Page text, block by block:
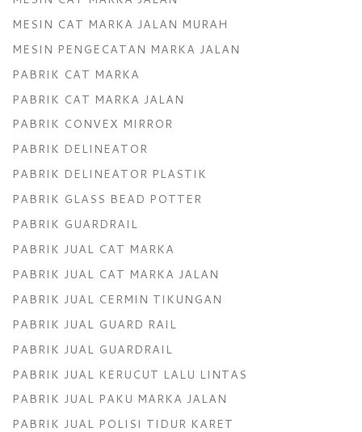
MESIN CAT MARKA JALAN MURAH
MESIN PENGECATAN MARKA JALAN
PABRIK CAT MARKA
PABRIK CAT MARKA JALAN
PABRIK CONVEX MIRROR
PABRIK DELINEATOR
PABRIK DELINEATOR PLASTIK
PABRIK GLASS BEAD POTTER
PABRIK GUARDRAIL
PABRIK JUAL CAT MARKA
PABRIK JUAL CAT MARKA JALAN
PABRIK JUAL CERMIN TIKUNGAN
PABRIK JUAL GUARD RAIL
PABRIK JUAL GUARDRAIL
PABRIK JUAL KERUCUT LALU LINTAS
PABRIK JUAL PAKU MARKA JALAN
PABRIK JUAL POLISI TIDUR KARET